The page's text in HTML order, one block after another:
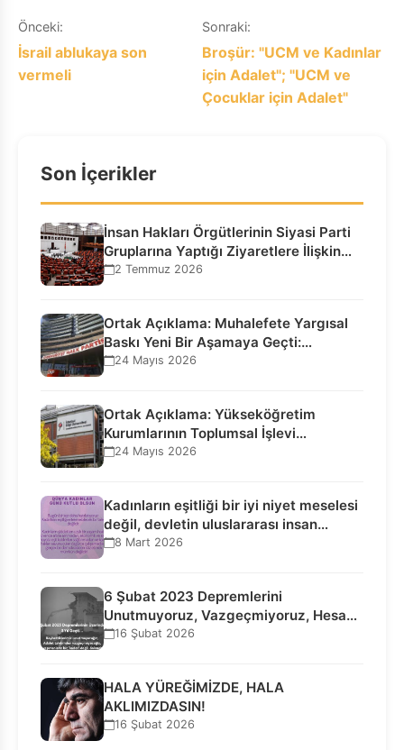
Yazı
gezinmesi
Önceki:
İsrail ablukaya son
vermeli
Sonraki:
Broşür: "UCM ve Kadınlar
için Adalet"; "UCM ve
Çocuklar için Adalet"
Son İçerikler
İnsan Hakları Örgütlerinin Siyasi Parti
Gruplarına Yaptığı Ziyaretlere İlişkin
Bilgilendirme…
2 Temmuz 2026
Ortak Açıklama: Muhalefete Yargısal
Baskı Yeni Bir Aşamaya Geçti:
Seçilmiş…
24 Mayıs 2026
Ortak Açıklama: Yükseköğretim
Kurumlarının Toplumsal İşlevi
Kurucularının Ticari Akıbetine
24 Mayıs 2026
Kadınların eşitliği bir iyi niyet meselesi
değil, devletin uluslararası insan…
8 Mart 2026
6 Şubat 2023 Depremlerini
Unutmuyoruz, Vazgeçmiyoruz, Hesap
Sorulmasını İstiyoruz!
16 Şubat 2026
HALA YÜREĞİMİZDE, HALA
AKLIMIZDASIN!
16 Şubat 2026